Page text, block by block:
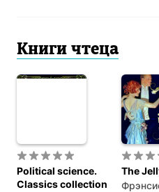
Книги чтеца
Political science.
Classics collection
The